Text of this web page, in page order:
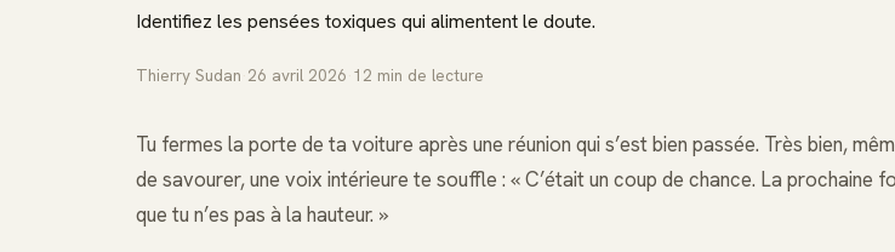
Identifiez les pensées toxiques qui alimentent le doute.
Thierry Sudan 26 avril 2026 12 min de lecture
Tu fermes la porte de ta voiture après une réunion qui s’est bien passée. Très bien,
de savourer, une voix intérieure te souffle : « C’était un coup de chance. La prochaine
que tu n’es pas à la hauteur. »